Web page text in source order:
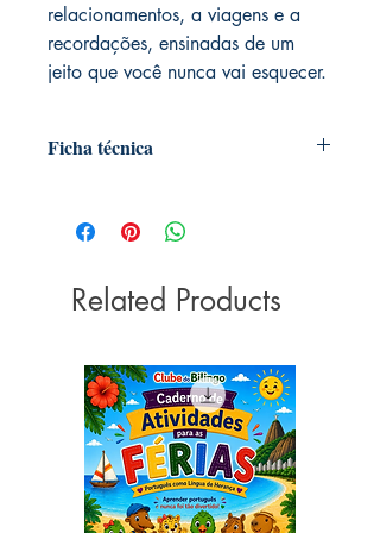
relacionamentos, a viagens e a
recordações, ensinadas de um
jeito que você nunca vai esquecer.
Ficha técnica
(15 outubro 2018)
Idioma ‏ : ‎ Português
ISBN-13 ‏ : ‎ 978-8595083110
Dimensões ‏ : ‎ 22.6 x 15 x 0.8 cm
Related Products